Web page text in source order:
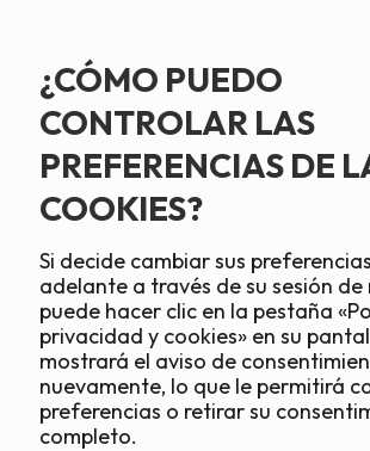
¿CÓMO PUEDO
CONTROLAR LAS
PREFERENCIAS DE
COOKIES?
Si decide cambiar sus
adelante a través de su sesión
puede hacer clic en la pestaña
privacidad y cookies» en su
mostrará el aviso de
nuevamente, lo que le permitirá
preferencias o retirar su
completo.